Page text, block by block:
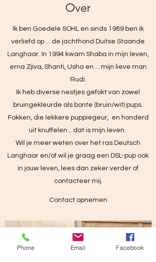
Over
Ik ben Goedele SOHL en sinds 1989 ben ik
verliefd op ... de jachthond Duitse Staande
Langhaar. In 1994 kwam Shaba in mijn leven,
erna Zjiva, Shanti, Usha en ... mijn lieve man
Rudi.
Ik heb diverse nestjes gefokt van zowel
bruingekleurde als bonte (bruin/wit) pups.
Fokken, die lekkere puppiegeur, en honderd
uit knuffelen... dat is mijn leven.
Wil je meer weten over het ras Deutsch
Langhaar en/of wil je graag een DSL-pup ook
in jouw leven, lees dan zeker verder of
contacteer mij.
Contact opnemen
Phone Email Facebook